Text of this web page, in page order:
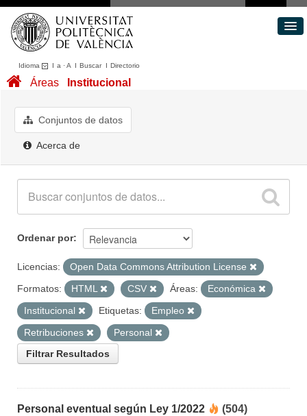
Idioma I a ·A I BuscarI Directorio
Conjuntos de datos
Acerca de
Áreas Institucional
Conjuntos de datos
Acerca de
Ordenar por
Licencias:
Open Data Commons Attribution License
Formatos:
HTML CSV Áreas:
Económica
Institucional
Etiquetas:
Empleo
Retribuciones
Personal
Filtrar Resultados
Personal eventual según Ley 1/2022 (504)